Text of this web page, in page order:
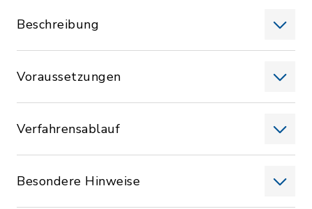
Beschreibung
Voraussetzungen
Verfahrensablauf
Besondere Hinweise